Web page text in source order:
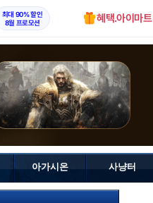
최대 90% 할인
8월 프로모션
혜택.아이마트
아가시온 사냥터